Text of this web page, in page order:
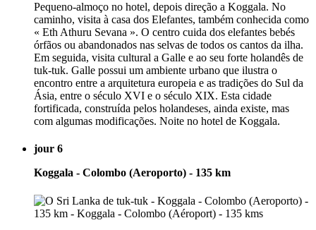
Pequeno-almoço no hotel, depois direção a Koggala. No
caminho, visita à casa dos Elefantes, também conhecida como
« Eth Athuru Sevana ». O centro cuida dos elefantes bebés
órfãos ou abandonados nas selvas de todos os cantos da ilha.
Em seguida, visita cultural a Galle e ao seu forte holandês de
tuk-tuk. Galle possui um ambiente urbano que ilustra o
encontro entre a arquitetura europeia e as tradições do Sul da
Ásia, entre o século XVI e o século XIX. Esta cidade
fortificada, construída pelos holandeses, ainda existe, mas
com algumas modificações. Noite no hotel de Koggala.
jour 6
Koggala - Colombo (Aeroporto) - 135 km